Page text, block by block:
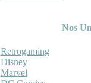
Nos
Retrogaming
Disney
Marvel